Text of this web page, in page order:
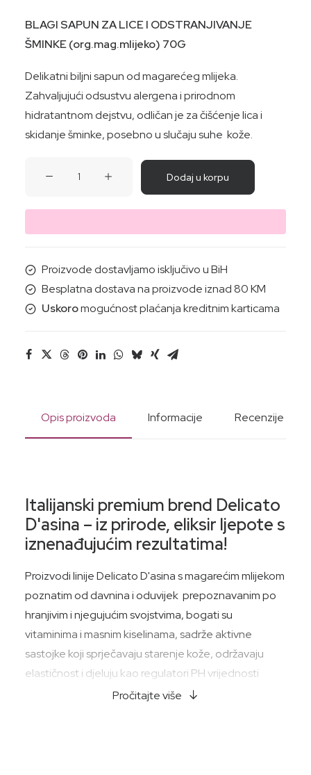
BLAGI SAPUN ZA LICE I ODSTRANJIVANJE
ŠMINKE (org.mag.mlijeko) 70G
Delikatni biljni sapun od magarećeg mlijeka.
Zahvaljujući odsustvu alergena i prirodnom
hidratantnom dejstvu, odličan je za čišćenje lica i
skidanje šminke, posebno u slučaju suhe kože.
ODSTRANJIVANJE
ŠMINKE
(org.mag.mlijeko)
Dodaj u korpu
Proizvode dostavljamo isključivo u BiH
Besplatna dostava na proizvode iznad 80 KM
Uskoromogućnost plaćanja kreditnim karticama
Opis proizvoda Informacije Recenzije
Italijanski premium brend Delicato
D'asina – iz prirode, eliksir ljepote s
iznenađujućim rezultatima!
Proizvodi linije Delicato D'asina s magarećim mlijekom
poznatim od davnina i oduvijek prepoznavanim po
hranjivim i njegujućim svojstvima, bogati su
vitaminima i masnim kiselinama, sadrže aktivne
sastojke koji sprječavaju starenje kože, održavaju
elastičnost i djeluju kao regulatori PH vrijednosti
kože. Mlijeko koje koristimo u našim formulacijama ima
Pročitajte više